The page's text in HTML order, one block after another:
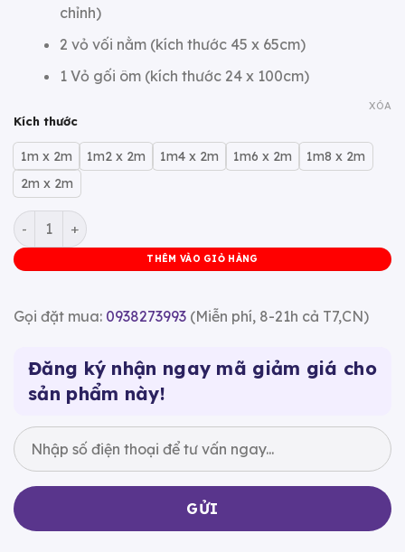
chỉnh)
2 vỏ vối nằm (kích thước 45 x 65cm)
1 Vỏ gối ôm (kích thước 24 x 100cm)
Kích thước
1m x 2m 1m2 x 2m 1m4 x 2m 1m6 x 2m
1m8 x 2m
2m x 2m
XÓA
Bộ Ga giường Lụa Tencel Ice Cool Zzbed Màu Xanh
THÊM VÀO GIỎ HÀNG
Gọi đặt mua: 0938273993 (Miễn phí, 8-21h cả T7,CN)
Đăng ký nhận ngay mã giảm giá cho
sản phẩm này!